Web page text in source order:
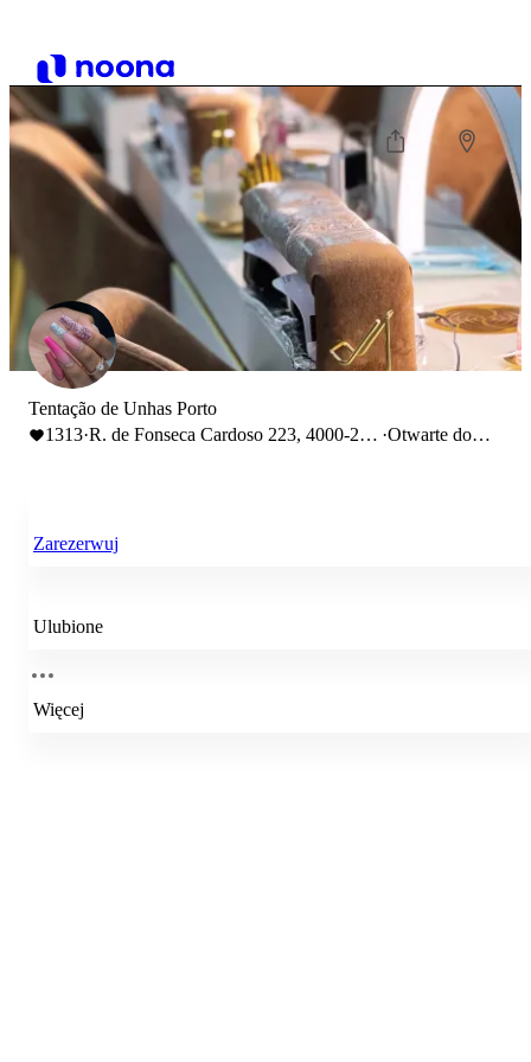
Tentação de Unhas Porto
1313·R. de Fonseca Cardoso 223, 4000-234 ·Otwarte do
Zarezerwuj
Ulubione
Więcej